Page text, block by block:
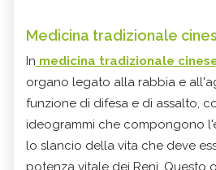
Medicina tradizionale
In medicina tradizionale
organo legato alla rabbia e
funzione di difesa e di assalto,
ideogrammi che compongono
lo slancio della vita che deve
potenza vitale dei Reni. Questo